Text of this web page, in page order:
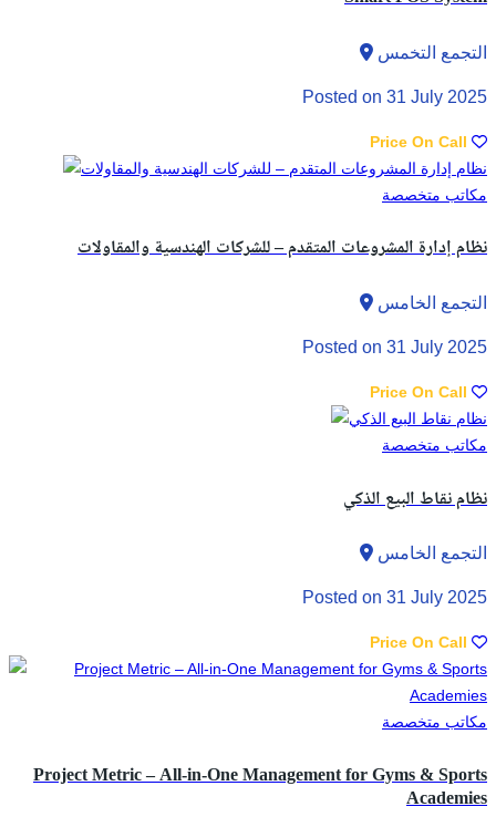
التجمع التخمس
Posted on 31 July 2025
Price On Call
مكاتب متخصصة
نظام إدارة المشروعات المتقدم – للشركات الهندسية والمقاولات
التجمع الخامس
Posted on 31 July 2025
Price On Call
مكاتب متخصصة
نظام نقاط البيع الذكي
التجمع الخامس
Posted on 31 July 2025
Price On Call
مكاتب متخصصة
Project Metric – All-in-One Management for Gyms & Sports
Academies